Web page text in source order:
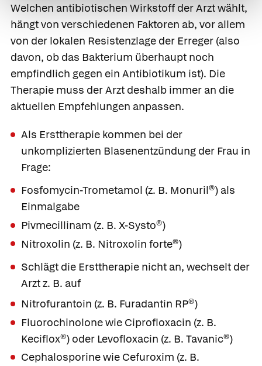
Welchen antibiotischen Wirkstoff der Arzt wählt,
hängt von verschiedenen Faktoren ab, vor allem
von der lokalen Resistenzlage der Erreger (also
davon, ob das Bakterium überhaupt noch
empfindlich gegen ein Antibiotikum ist). Die
Therapie muss der Arzt deshalb immer an die
aktuellen Empfehlungen anpassen.
Als Ersttherapie kommen bei der
unkomplizierten Blasenentzündung der Frau in
Frage:
Fosfomycin-Trometamol (z. B. Monuril®) als
Einmalgabe
Pivmecillinam (z. B. X-Systo®)
Nitroxolin (z. B. Nitroxolin forte®)
Schlägt die Ersttherapie nicht an, wechselt der
Arzt z. B. auf
Nitrofurantoin (z. B. Furadantin RP®)
Fluorochinolone wie Ciprofloxacin (z. B.
Keciflox®) oder Levofloxacin (z. B. Tavanic®)
Cephalosporine wie Cefuroxim (z. B.